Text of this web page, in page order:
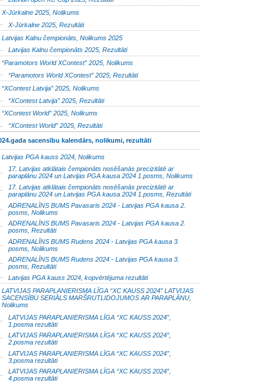
X-Jūrkalne 2025, Nolikums
X-Jūrkalne 2025, Rezultāti
Latvijas Kalnu čempionāts, Nolikums 2025
Latvijas Kalnu čempionāts 2025, Rezultāti
“Paramotors World XContest” 2025, Nolikums
“Paramotors World XContest” 2025, Rezultāti
“XContest Latvija” 2025, Nolikums
“XContest Latvija” 2025, Rezultāti
“XContest World” 2025, Nolikums
“XContest World” 2025, Rezultāti
sacensību kalendārs, nolikumi, rezultāti
Latvijas PGA kauss 2024, Nolikums
17. Latvijas atklātais čempionāts nosēšanās precizitātē ar
paraplānu 2024 un Latvijas PGA kausa 2024 1.posms, Nolikums
17. Latvijas atklātais čempionāts nosēšanās precizitātē ar
paraplānu 2024 un Latvijas PGA kausa 2024 1.posms, Rezultāti
ADRENALĪNS BUMS Pavasaris 2024 - Latvijas PGA kausa 2.
posms, Nolikums
ADRENALĪNS BUMS Pavasaris 2024 - Latvijas PGA kausa 2.
posms, Rezultāti
ADRENALĪNS BUMS Rudens 2024 - Latvijas PGA kausa 3.
posms, Nolikums
ADRENALĪNS BUMS Rudens 2024 - Latvijas PGA kausa 3.
posms, Rezultāti
Latvijas PGA kauss 2024, kopvērtējuma rezultāti
LATVIJAS PARAPLANIERISMA LĪGA “XC KAUSS 2024” LATVIJAS
SACENSĪBU SERIĀLS MARŠRUTLIDOJUMOS AR PARAPLĀNU,
Nolikums
LATVIJAS PARAPLANIERISMA LĪGA “XC KAUSS 2024”,
1.posma rezultāti
LATVIJAS PARAPLANIERISMA LĪGA “XC KAUSS 2024”,
2.posma rezultāti
LATVIJAS PARAPLANIERISMA LĪGA “XC KAUSS 2024”,
3.posma rezultāti
LATVIJAS PARAPLANIERISMA LĪGA “XC KAUSS 2024”,
4.posma rezultāti